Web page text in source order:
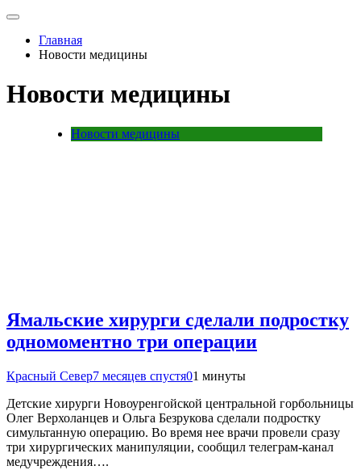
Главная
Новости медицины
Новости медицины
Новости медицины
Ямальские хирурги сделали подростку
одномоментно три операции
Красный Север7 месяцев спустя01 минуты
Детские хирурги Новоуренгойской центральной горбольницы
Олег Верхоланцев и Ольга Безрукова сделали подростку
симультанную операцию. Во время нее врачи провели сразу
три хирургических манипуляции, сообщил телеграм-канал
медучреждения….